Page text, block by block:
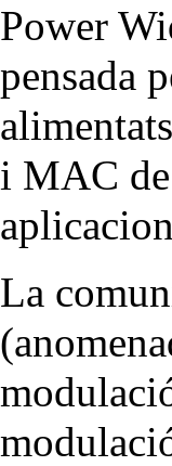
Power
pensada
i MAC de
La